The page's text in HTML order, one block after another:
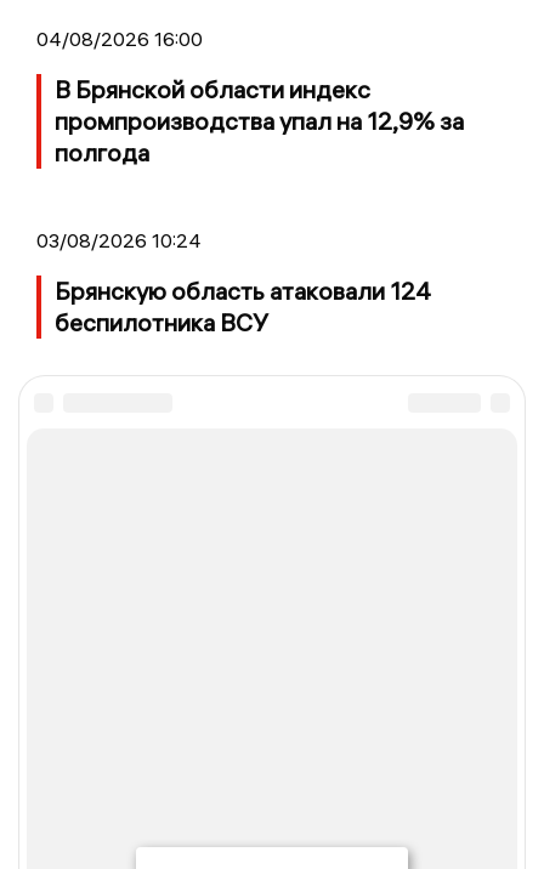
04/08/2026 16:00
В Брянской области индекс
промпроизводства упал на 12,9% за
полгода
03/08/2026 10:24
Брянскую область атаковали 124
беспилотника ВСУ